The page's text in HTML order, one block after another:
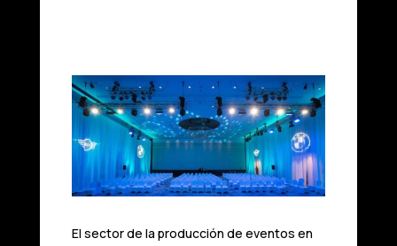
El sector de la producción de eventos en